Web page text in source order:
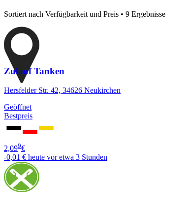
Sortiert nach Verfügbarkeit und Preis • 9 Ergebnisse
Zulauf Tanken
Hersfelder Str. 42, 34626 Neukirchen
Geöffnet
Bestpreis
2,099€
-0,01 € heute vor etwa 3 Stunden